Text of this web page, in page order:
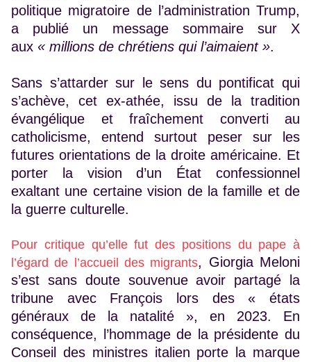
politique migratoire de l’administration Trump,
a publié un message sommaire sur X
aux « millions de chrétiens qui l’aimaient ».
Sans s’attarder sur le sens du pontificat qui
s’achève, cet ex-athée, issu de la tradition
évangélique et fraîchement converti au
catholicisme, entend surtout peser sur les
futures orientations de la droite américaine. Et
porter la vision d’un État confessionnel
exaltant une certaine vision de la famille et de
la guerre culturelle.
Pour critique qu’elle fut des positions du pape à
l’égard de l’accueil des migrants, Giorgia Meloni
s’est sans doute souvenue avoir partagé la
tribune avec François lors des « états
généraux de la natalité », en 2023. En
conséquence, l’hommage de la présidente du
Conseil des ministres italien porte la marque